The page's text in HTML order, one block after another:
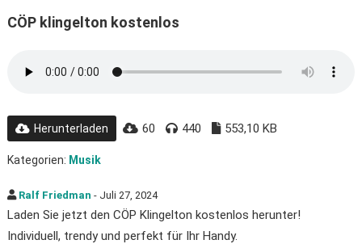
CÖP klingelton kostenlos
Herunterladen 60 440 553,10 KB
Kategorien: Musik
Ralf Friedman - Juli 27, 2024
Laden Sie jetzt den CÖP Klingelton kostenlos herunter!
Individuell, trendy und perfekt für Ihr Handy.